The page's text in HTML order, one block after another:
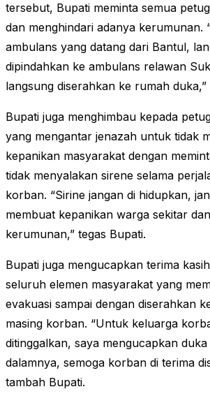
tersebut, Bupati meminta semua
dan menghindari adanya kerumunan.
ambulans yang datang dari Bantul,
dipindahkan ke ambulans relawan
langsung diserahkan ke rumah duka,”
Bupati juga menghimbau kepada
yang mengantar jenazah untuk tidak
kepanikan masyarakat dengan
tidak menyalakan sirene selama
korban. “Sirine jangan di hidupkan,
membuat kepanikan warga sekitar
kerumunan,” tegas Bupati.
Bupati juga mengucapkan terima
seluruh elemen masyarakat yang
evakuasi sampai dengan diserahkan
masing korban. “Untuk keluarga
ditinggalkan, saya mengucapkan
dalamnya, semoga korban di terima
tambah Bupati.